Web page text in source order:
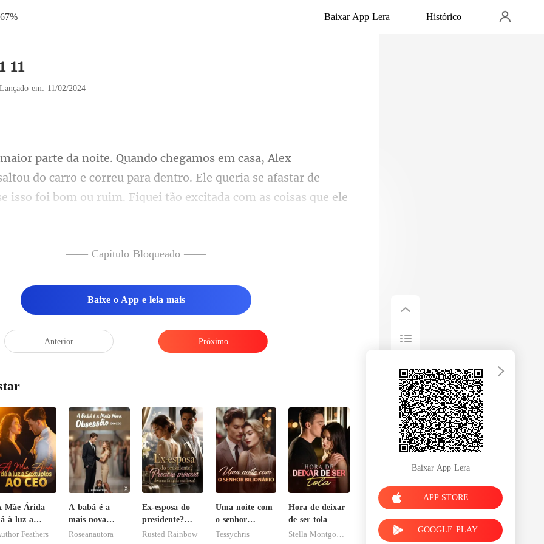
Baixar App Lera Histórico
11
Lançado em: 11/02/2024
ro. Ele queria se afastar de
isso foi bom ou ruim. Fiquei tão excitada com as coisas que ele
—— Capítulo Bloqueado ——
Baixe o App e leia mais
Anterior Próximo
Mãe Árida
à luz a
ao
Feathers
A babá é a
mais nova
obsessão do
Roseanautora
Ex-esposa do
presidente?
Preciosa
Rusted Rainbow
Uma noite com
o senhor
Bilionário
Tessychris
Hora de deixar
de ser tola
Baixar App Lera
APP STORE
GOOGLE PLAY